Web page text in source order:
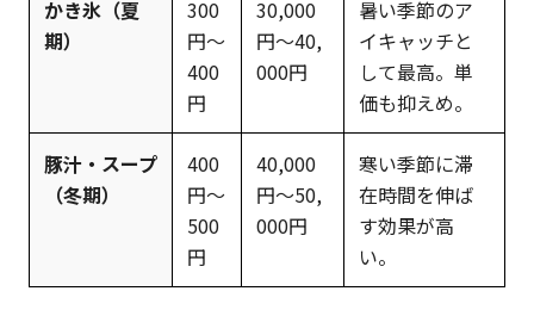
かき氷（夏
期）
300
円〜
400
円
30,000
円〜40,
000円
暑い季節のア
イキャッチと
して最高。単
価も抑えめ。
豚汁・スープ
（冬期）
400
円〜
500
円
40,000
円〜50,
000円
寒い季節に滞
在時間を伸ば
す効果が高
い。